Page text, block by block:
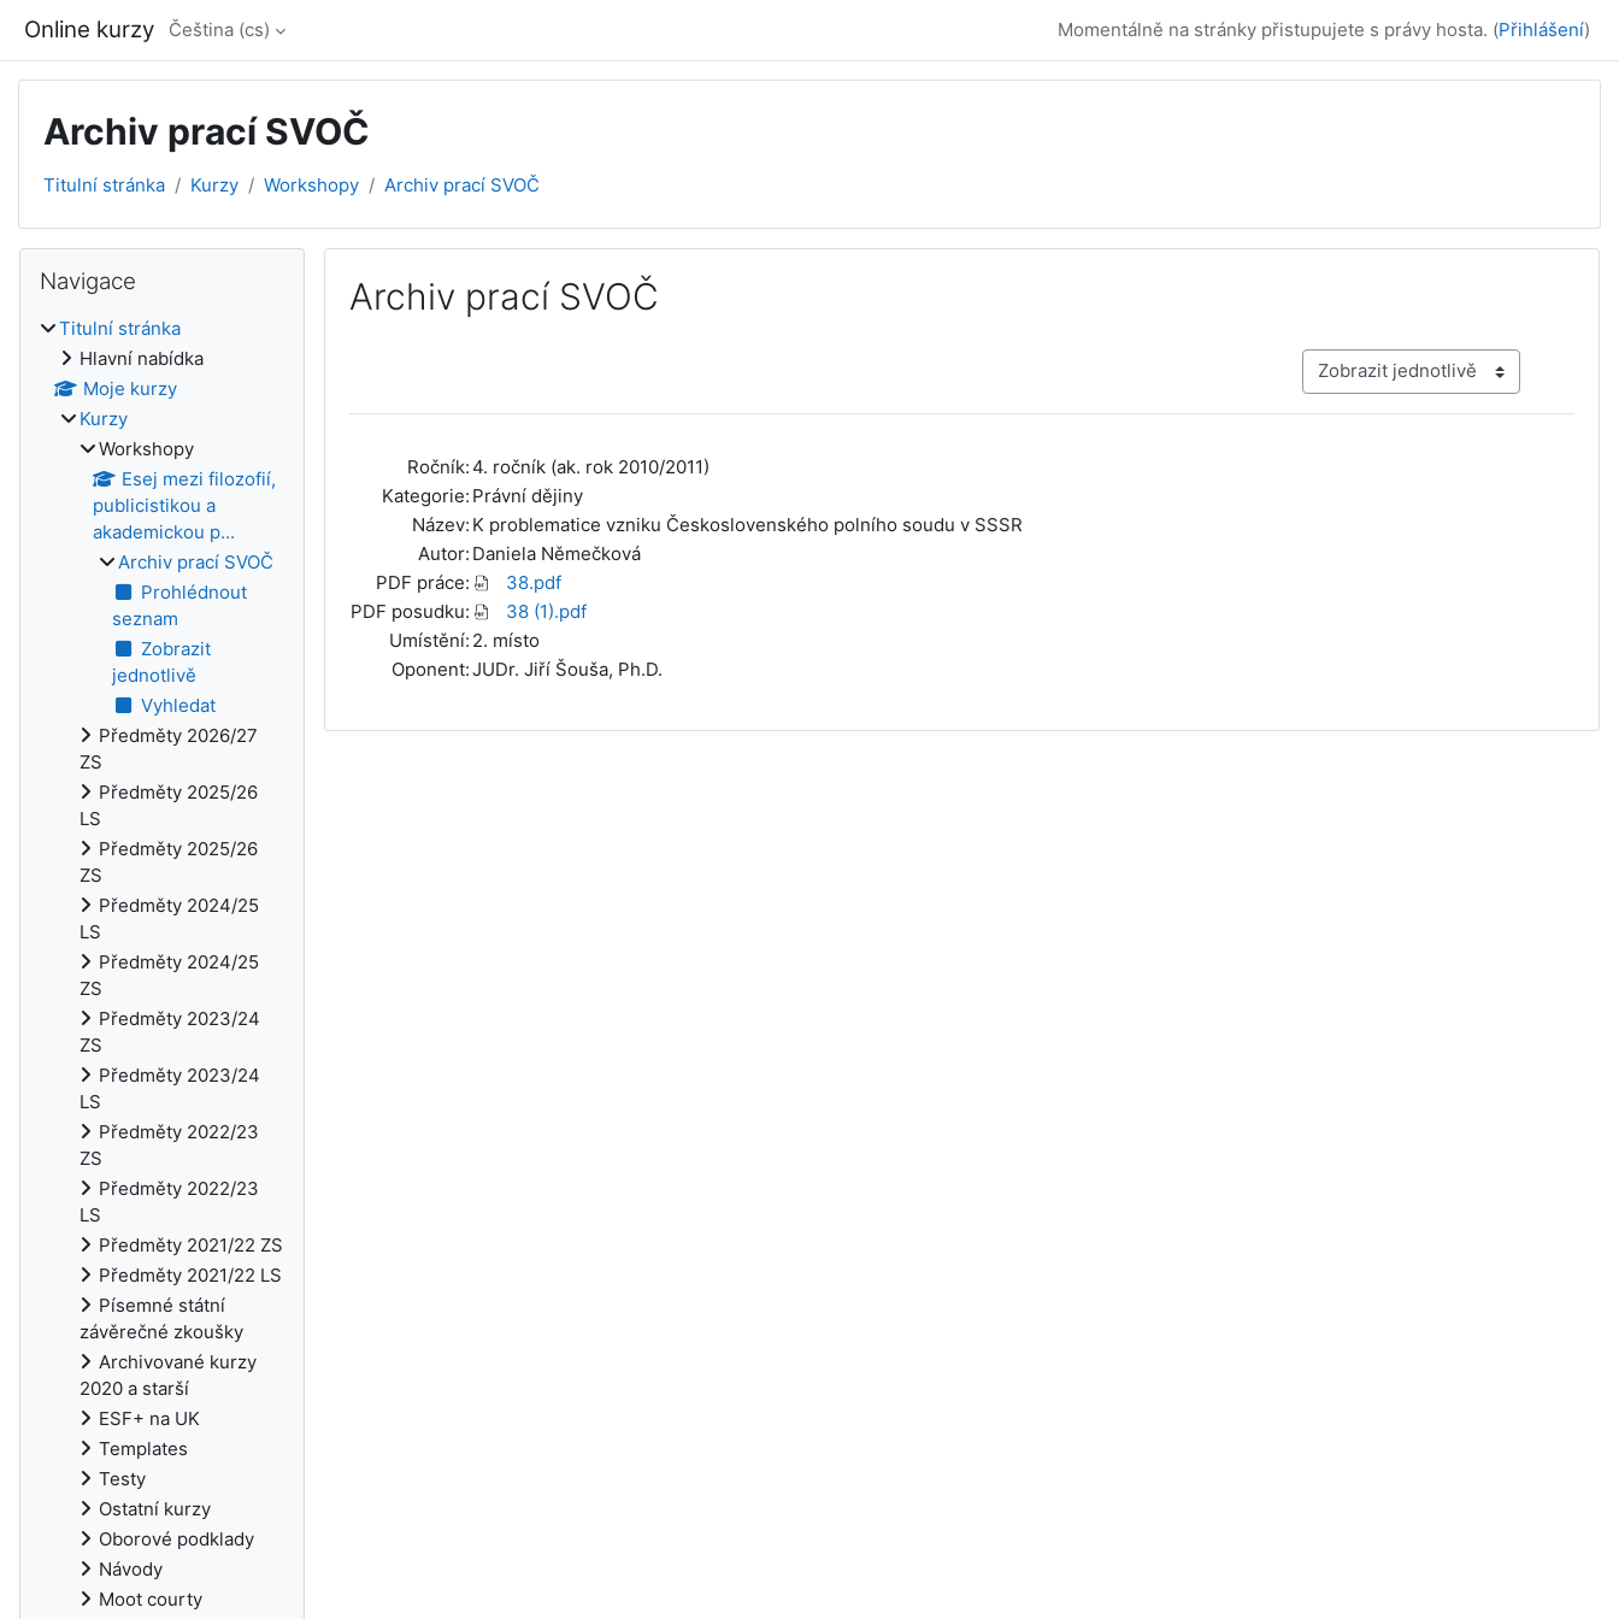
Online kurzy Čeština ‎(cs)‎ Momentálně na stránky přistupujete s právy hosta. (Přihlášení)
Archiv prací SVOČ
Titulní stránka Kurzy Workshopy Archiv prací SVOČ
Archiv prací SVOČ
Terciální navigace v režimu
Ročník:4. ročník (ak. rok 2010/2011)
Kategorie: Právní dějiny
Název: K problematice vzniku Československého polního soudu v SSSR
Autor: Daniela Němečková
PDF práce:
38.pdf
PDF posudku:
38 (1).pdf
Umístění: 2. místo
Oponent:JUDr. Jiří Šouša, Ph.D.
Bloky
Navigace
Titulní stránka
Hlavní nabídka
Moje kurzy
Kurzy
Workshopy
Esej mezi filozofií,
publicistikou a
akademickou p...
Archiv prací SVOČ
Prohlédnout
seznam
Zobrazit
jednotlivě
Vyhledat
Předměty 2026/27
ZS
Předměty 2025/26
LS
Předměty 2025/26
ZS
Předměty 2024/25
LS
Předměty 2024/25
ZS
Předměty 2023/24
ZS
Předměty 2023/24
LS
Předměty 2022/23
ZS
Předměty 2022/23
LS
Předměty 2021/22 ZS
Předměty 2021/22 LS
Písemné státní
závěrečné zkoušky
Archivované kurzy
2020 a starší
ESF+ na UK
Templates
Testy
Ostatní kurzy
Oborové podklady
Návody
Moot courty